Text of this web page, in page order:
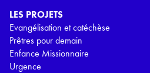
LES PROJETS
Evangélisation et catéchèse
Prêtres pour demain
Enfance Missionnaire
Urgence